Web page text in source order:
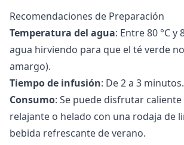
Recomendaciones de Preparación
Temperatura del agua: Entre 80 °C y
agua hirviendo para que el té verde
amargo).
Tiempo de infusión: De 2 a 3 minutos.
Consumo: Se puede disfrutar
relajante o helado con una rodaja de
bebida refrescante de verano.